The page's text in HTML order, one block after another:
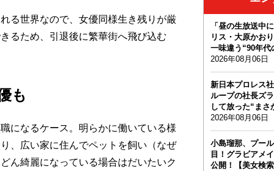
る世界なので、女優同様生き残りが厳
るため、引退後に繁華街へ飛び込む
も
になるケース。明らかに働いている様
、広い家に住んでペットを飼い（なぜ
ん綺麗になっている場合はだいたいク
「昼の生放送中
リス・大原かお
一味違う“90年代
2026年08月06日
新日本プロレス
ループの社長ズ
して放った“まさ
2026年08月06日
小島瑠那、プー
目！グラビアメ
公開！【美女検索